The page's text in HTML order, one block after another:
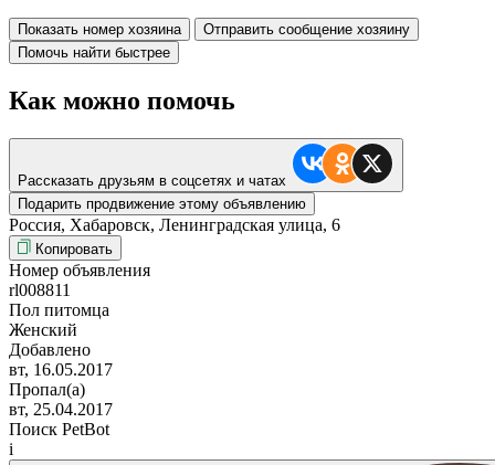
Показать номер хозяина
Отправить сообщение хозяину
Помочь найти быстрее
Как можно помочь
Рассказать друзьям в соцсетях и чатах
Подарить продвижение этому объявлению
Россия, Хабаровск, Ленинградская улица, 6
Копировать
Номер объявления
rl008811
Пол питомца
Женский
Добавлено
вт, 16.05.2017
Пропал(а)
вт, 25.04.2017
Поиск PetBot
i